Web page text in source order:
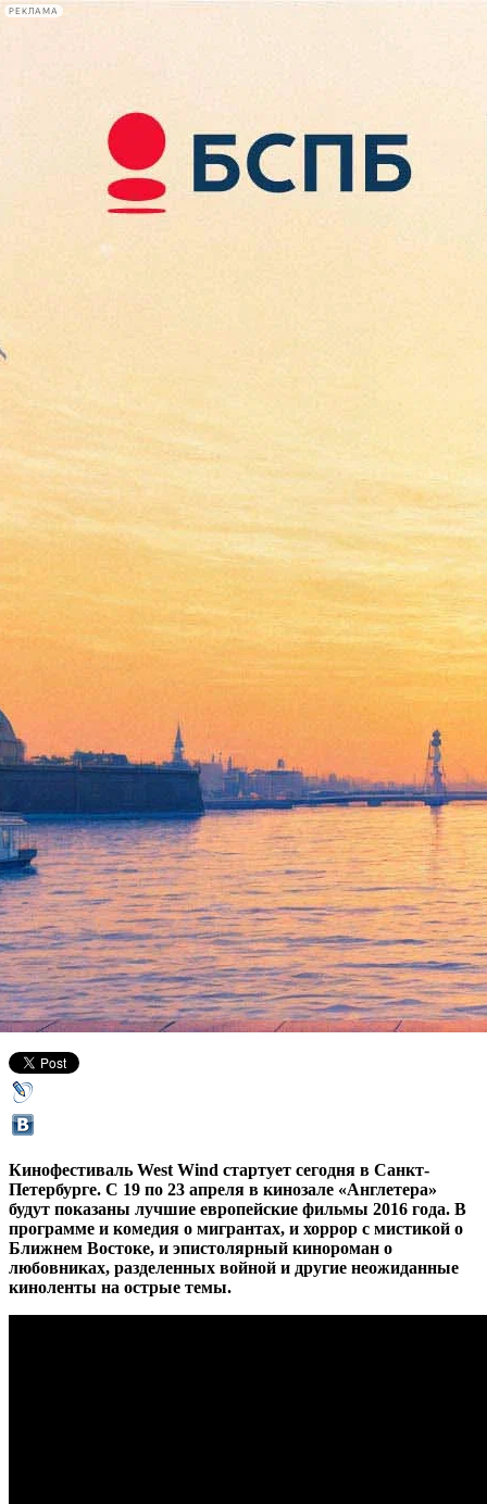
РЕКЛАМА
Сегодня:
2026.08.10
08:17
Афиша Plus
West Wind: девять лучших
европейских фильмов 2016
года - в Петербурге
19 апреля 2017,17:39 Версия для печати
Кинофестиваль West Wind стартует сегодня в Санкт-
Петербурге. С 19 по 23 апреля в кинозале «Англетера»
будут показаны лучшие европейские фильмы 2016 года. В
программе и комедия о мигрантах, и хоррор с мистикой о
Ближнем Востоке, и эпистолярный кинороман о
любовниках, разделенных войной и другие неожиданные
киноленты на острые темы.